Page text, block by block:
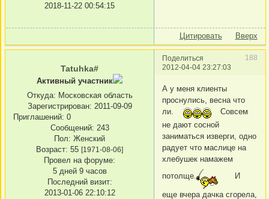
2018-11-22 00:54:15
Цитировать Вверх
Поделиться
188
2012-04-04 23:27:03
Tatuhka#
Активный участник
Откуда: Московская область
Зарегистрирован: 2011-09-09
Приглашений: 0
Сообщений: 243
Пол: Женский
Возраст: 55 [1971-08-06]
Провел на форуме:
5 дней 9 часов
Последний визит:
2013-01-06 22:10:12
А у меня клиенты
проснулись, весна что
ли.
Совсем
не дают сосной
заниматься изверги, одно
радует что маслице на
хлебушек намажем
потолще.
И
еще вчера дачка сгорела,